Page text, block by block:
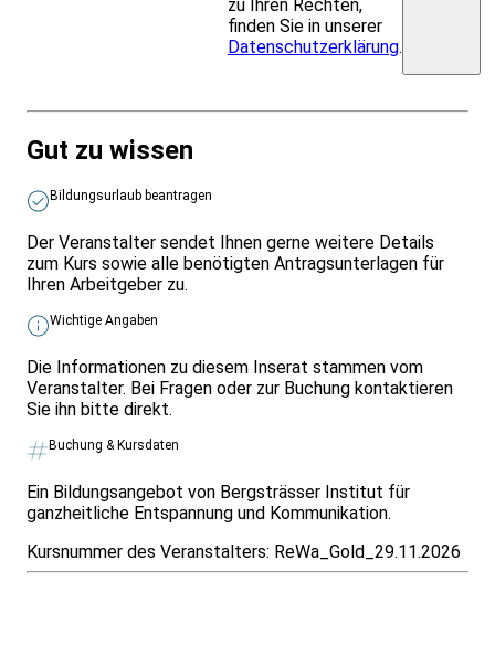
zu Ihren Rechten,
finden Sie in unserer
Datenschutzerklärung.
Gut zu wissen
Bildungsurlaub beantragen
Der Veranstalter sendet Ihnen gerne weitere Details
zum Kurs sowie alle benötigten Antragsunterlagen für
Ihren Arbeitgeber zu.
Wichtige Angaben
Die Informationen zu diesem Inserat stammen vom
Veranstalter. Bei Fragen oder zur Buchung kontaktieren
Sie ihn bitte direkt.
Buchung & Kursdaten
Ein Bildungsangebot von Bergsträsser Institut für
ganzheitliche Entspannung und Kommunikation.
Kursnummer des Veranstalters: ReWa_Gold_29.11.2026